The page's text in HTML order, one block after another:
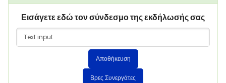
Εισάγετε εδώ τον σύνδεσμο της εκδήλωσής σας
Αποθήκευση
Βρες Συνεργάτες